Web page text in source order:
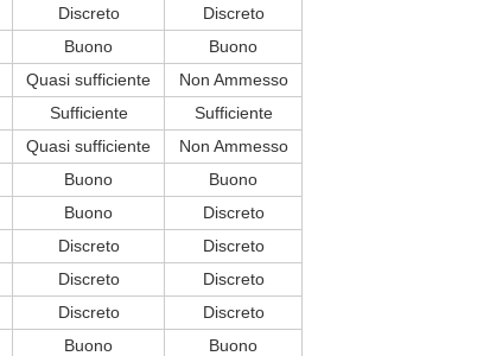
Discreto
Discreto
Buono
Buono
Quasi sufficiente
Non Ammesso
Sufficiente
Sufficiente
Quasi sufficiente
Non Ammesso
Buono
Buono
Buono
Discreto
Discreto
Discreto
Discreto
Discreto
Discreto
Discreto
Buono
Buono